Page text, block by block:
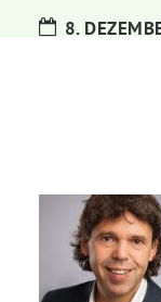
Dorothea
Daniel Freund,
8.